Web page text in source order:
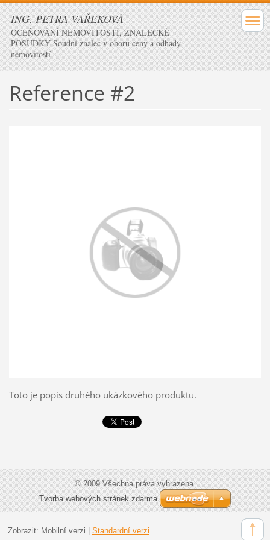
ING. PETRA VAŘEKOVÁ
OCEŇOVÁNÍ NEMOVITOSTÍ, ZNALECKÉ
POSUDKY Soudní znalec v oboru ceny a odhady
nemovitostí
Reference #2
Toto je popis druhého ukázkového produktu.
© 2009 Všechna práva vyhrazena.
Tvorba webových stránek zdarma
Zobrazit: Mobilní verzi | Standardní verzi